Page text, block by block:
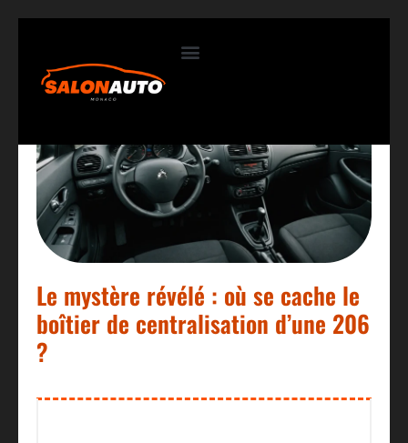
Le mystère révélé : où se cache le
boîtier de centralisation d’une 206
?